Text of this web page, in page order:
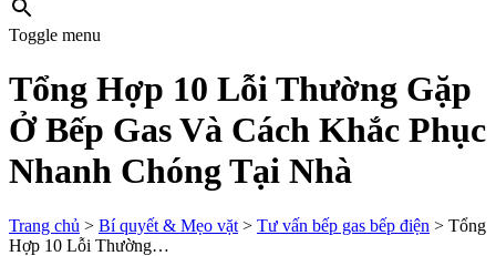
Toggle menu
Tổng Hợp 10 Lỗi Thường Gặp
Ở Bếp Gas Và Cách Khắc Phục
Nhanh Chóng Tại Nhà
Trang chủ > Bí quyết & Mẹo vặt > Tư vấn bếp gas bếp điện > Tổng
Hợp 10 Lỗi Thường…